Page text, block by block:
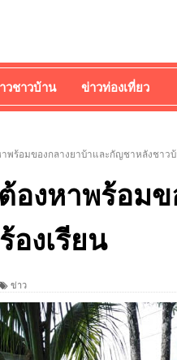
วชาวบ้าน ข่าวท่องเที่ยว
พร้อมของกลางยาบ้าและกัญชา​หลังชาวบ้
องหา​พร้อม
องเรียน
ข่าว